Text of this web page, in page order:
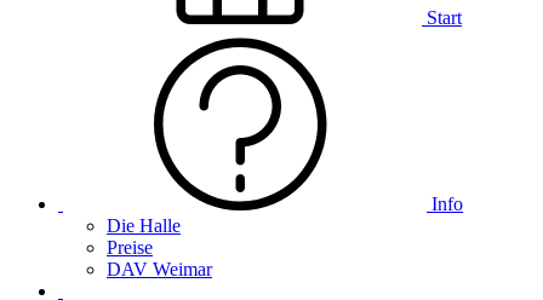
Start
Info
Die Halle
Preise
DAV Weimar